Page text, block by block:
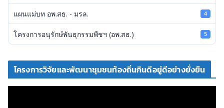
แผนแม่บท อพ.สธ. - มรล. 4
โครงการอนุรักษ์พันธุกรรมพืชฯ (อพ.สธ.) 5
โครงการวิจัยและพัฒนาชุมชนท้องถิ่นกินดีอยู่ดีอย่างยั่งยืน